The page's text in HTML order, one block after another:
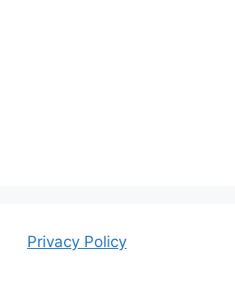
Privacy Policy